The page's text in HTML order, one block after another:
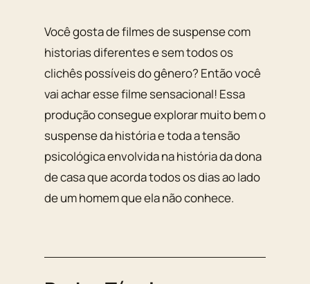
Você gosta de filmes de suspense com
historias diferentes e sem todos os
clichês possíveis do gênero? Então você
vai achar esse filme sensacional! Essa
produção consegue explorar muito bem o
suspense da história e toda a tensão
psicológica envolvida na história da dona
de casa que acorda todos os dias ao lado
de um homem que ela não conhece.